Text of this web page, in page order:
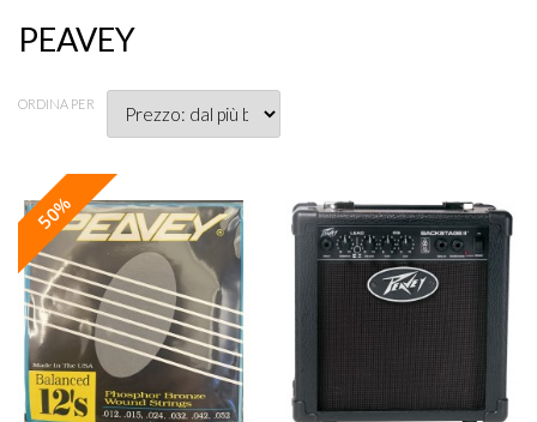
PEAVEY
ORDINA PER
50%